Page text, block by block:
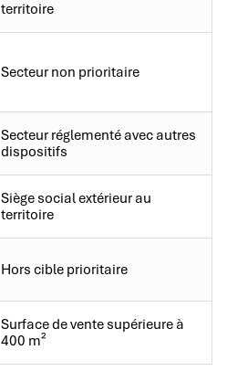
territoire
Secteur non prioritaire
Secteur réglementé avec autres
dispositifs
Siège social extérieur au
territoire
Hors cible prioritaire
Surface de vente supérieure à
400 m²